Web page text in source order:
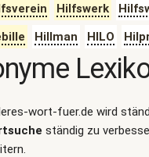
Hilfswerk
Hillman HILO
wort-fuer.de wird
ständig zu